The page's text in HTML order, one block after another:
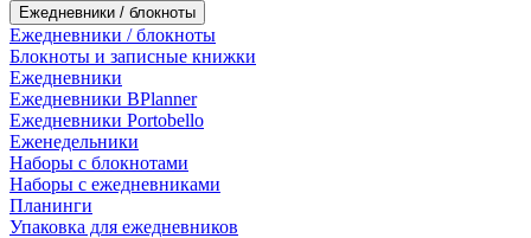
Ежедневники / блокноты
Ежедневники / блокноты
Блокноты и записные книжки
Ежедневники
Ежедневники BPlanner
Ежедневники Portobello
Еженедельники
Наборы с блокнотами
Наборы с ежедневниками
Планинги
Упаковка для ежедневников